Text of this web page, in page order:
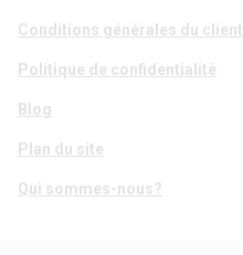
Conditions générales du client
Politique de confidentialité
Blog
Plan du site
Qui sommes-nous?